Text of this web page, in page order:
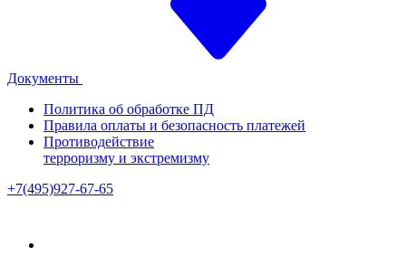
Документы
Политика об обработке ПД
Правила оплаты и безопасность платежей
Противодействие
терроризму и экстремизму
+7(495)927-67-65